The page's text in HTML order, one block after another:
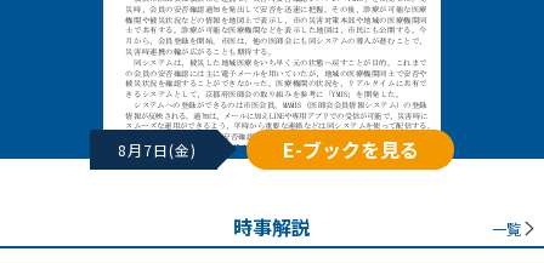
8月7日(金) E-ブックを見る
時事解説 一覧